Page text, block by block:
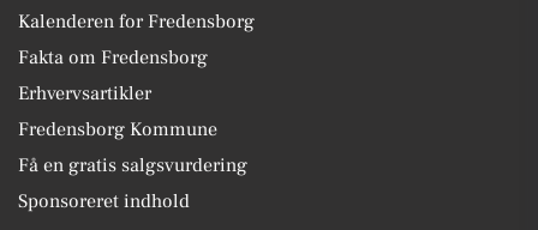
Kalenderen for Fredensborg
Fakta om Fredensborg
Erhvervsartikler
Fredensborg Kommune
Få en gratis salgsvurdering
Sponsoreret indhold